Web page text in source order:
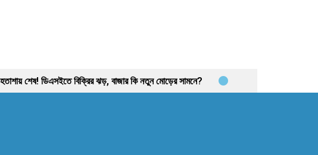
শেষ! ডিএসইতে বিক্রির ঝড়, বাজার কি নতুন মোড়ের সামনে?